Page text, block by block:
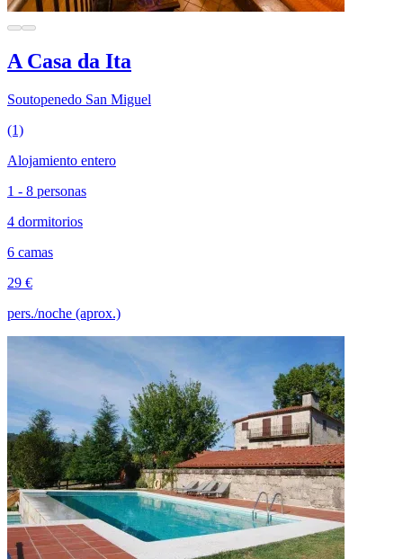
A Casa da Ita
Soutopenedo San Miguel
(1)
Alojamiento entero
1 - 8 personas
4 dormitorios
6 camas
29 €
pers./noche (aprox.)